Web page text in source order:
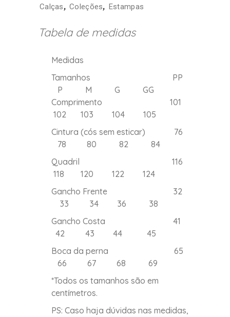
Calças, Coleções, Estampas
Tabela de medidas
Medidas
Tamanhos PP
P M G GG
Comprimento 101
102 103 104 105
Cintura (cós sem esticar) 76
78 80 82 84
Quadril 116
118 120 122 124
Gancho Frente 32
33 34 36 38
Gancho Costa 41
42 43 44 45
Boca da perna 65
66 67 68 69
*Todos os tamanhos são em
centímetros.
PS: Caso haja dúvidas nas medidas,